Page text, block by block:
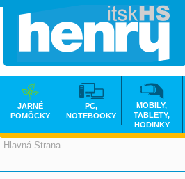
Hlavná Strana
JARNÉ
POMÔCKY
PC,
NOTEBOOKY
MOBILY,
TABLETY,
HODINKY